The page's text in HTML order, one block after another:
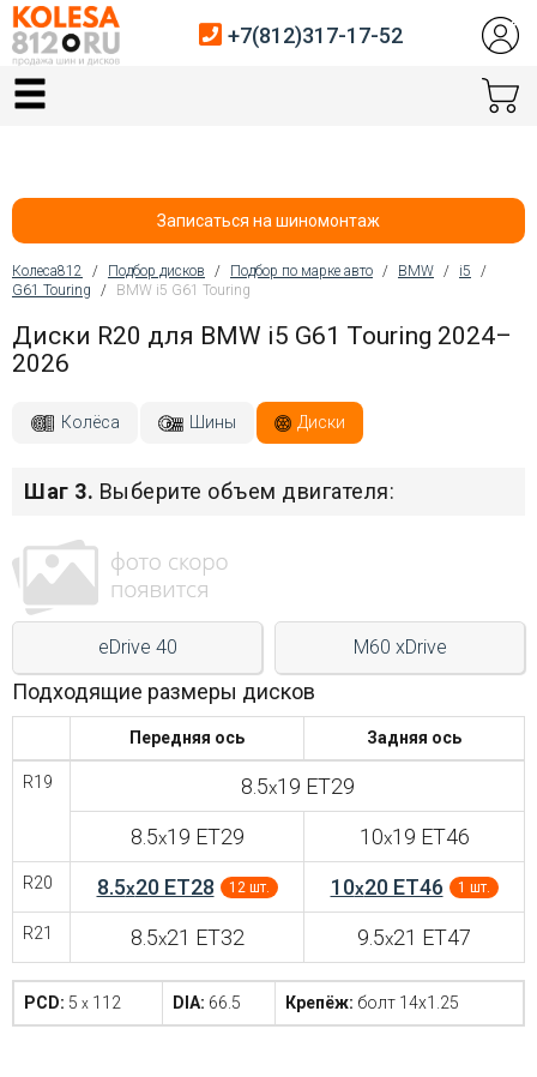
Главная
Автосервис
Услуги шиномонтажа
Хранение шин
Войти на сайт
+7(812)317-
17-
Пн-
Пт:
21:00
C
9:00
21:00
+7(812)317-17-52
Записаться на шиномонтаж
Вы здесь
Колеса812 / Подбор дисков / Подбор по марке авто / BMW / i5
/
G61 Touring
/ BMW i5 G61 Touring
Диски R20 для BMW i5 G61 Touring 2024–
2026
Колёса Шины Диски
Шаг 3. Выберите объем двигателя:
eDrive 40 M60 xDrive
Подходящие размеры дисков
Передняя ось Задняя ось
R19 8.5x19 ET29
8.5x19 ET29 10x19 ET46
R20 8.5x20 ET28 12 шт. 10x20 ET46 1 шт.
R21 8.5x21 ET32 9.5x21 ET47
PCD: 5 x 112 DIA: 66.5 Крепёж: болт 14x1.25